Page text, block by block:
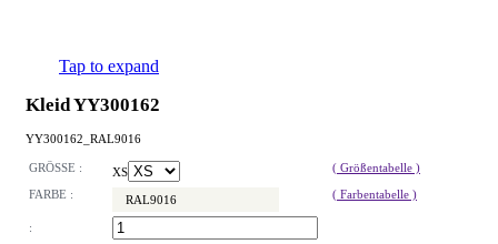
Tap to expand
Kleid YY300162
YY300162_RAL9016
GRÖSSE : XS
( Größentabelle )
FARBE :
RAL9016 ( Farbentabelle )
: